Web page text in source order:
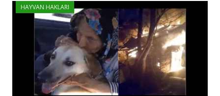
HAYVAN HAKLARI